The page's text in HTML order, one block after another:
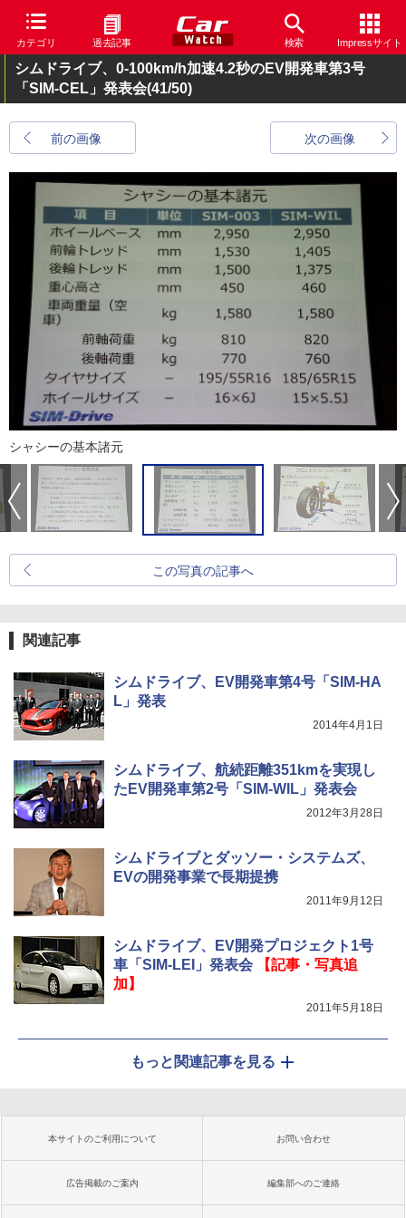
カテゴリ 過去記事 検索 Impressサイト
シムドライブ、0-100km/h加速4.2秒のEV開発車第3号
「SIM-CEL」発表会(41/50)
前の画像 次の画像
シャシーの基本諸元
この写真の記事へ
関連記事
シムドライブ、EV開発車第4号「SIM-HA
L」発表
2014年4月1日
シムドライブ、航続距離351kmを実現し
たEV開発車第2号「SIM-WIL」発表会
2012年3月28日
シムドライブとダッソー・システムズ、
EVの開発事業で長期提携
2011年9月12日
シムドライブ、EV開発プロジェクト1号
車「SIM-LEI」発表会
【記事・写真追
加】
2011年5月18日
もっと関連記事を見る
本サイトのご利用について お問い合わせ
広告掲載のご案内 編集部へのご連絡